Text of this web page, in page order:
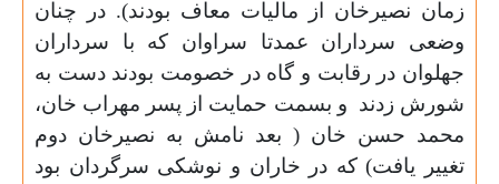
زمان نصیرخان از مالیات معاف بودند). در چنان
وضعی سرداران عمدتا سراوان که با سرداران
جهلوان در رقابت و گاه در خصومت بودند دست به
شورش زدند و بسمت حمایت از پسر مهراب خان،
محمد حسن خان ( بعد نامش به نصیرخان دوم
تغییر یافت) که در خاران و نوشکی سرگردان بود